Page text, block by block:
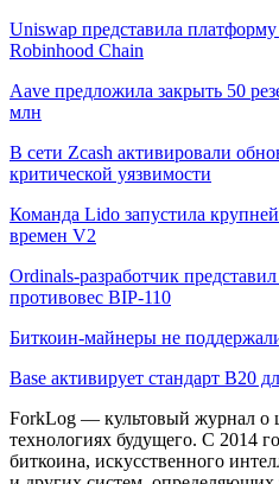
Uniswap представила
Robinhood Chain
Aave предложила закрыть 50
млн
В сети Zcash активировали
критической уязвимости
Команда Lido запустила
времен V2
Ordinals-разработчик
противовес BIP-110
Биткоин-майнеры не
Base активирует стандарт B20
ForkLog — культовый журнал о
технологиях будущего. С 2014
биткоина, искусственного